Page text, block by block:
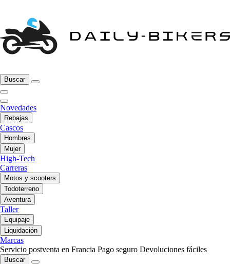
Buscar
Novedades
Rebajas
Cascos
Hombres
Mujer
High-Tech
Carreras
Motos y scooters
Todoterreno
Aventura
Taller
Equipaje
Liquidación
Marcas
Servicio postventa en Francia Pago seguro Devoluciones fáciles
Buscar